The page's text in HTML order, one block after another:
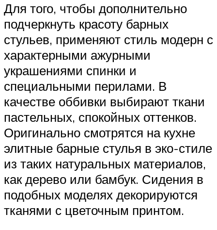
Для того, чтобы дополнительно
подчеркнуть красоту барных
стульев, применяют стиль модерн с
характерными ажурными
украшениями спинки и
специальными перилами. В
качестве оббивки выбирают ткани
пастельных, спокойных оттенков.
Оригинально смотрятся на кухне
элитные барные стулья в эко-стиле
из таких натуральных материалов,
как дерево или бамбук. Сидения в
подобных моделях декорируются
тканями с цветочным принтом.